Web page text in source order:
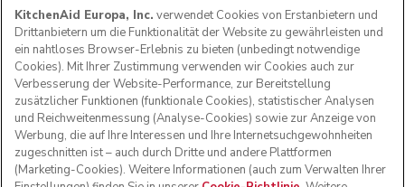
KitchenAid Europa, Inc. verwendet Cookies von Erstanbietern und
Drittanbietern um die Funktionalität der Website zu gewährleisten und
ein nahtloses Browser-Erlebnis zu bieten (unbedingt notwendige
Cookies). Mit Ihrer Zustimmung verwenden wir Cookies auch zur
Verbesserung der Website-Performance, zur Bereitstellung
zusätzlicher Funktionen (funktionale Cookies), statistischer Analysen
und Reichweitenmessung (Analyse-Cookies) sowie zur Anzeige von
Werbung, die auf Ihre Interessen und Ihre Internetsuchgewohnheiten
zugeschnitten ist – auch durch Dritte und andere Plattformen
(Marketing-Cookies). Weitere Informationen (auch zum Verwalten Ihrer